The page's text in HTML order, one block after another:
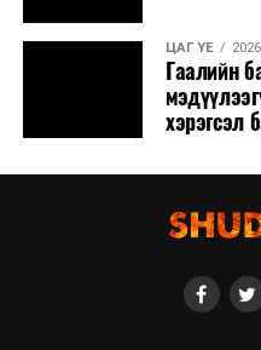
ЦАГ ҮЕ
Гаалийн
хэрэгсэл